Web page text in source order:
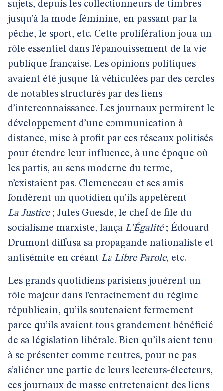
sujets, depuis les collectionneurs de timbres
jusqu’à la mode féminine, en passant par la
pêche, le sport, etc. Cette prolifération joua un
rôle essentiel dans l’épanouissement de la vie
publique française. Les opinions politiques
avaient été jusque-là véhiculées par des cercles
de notables structurés par des liens
d’interconnaissance. Les journaux permirent le
développement d’une communication à
distance, mise à profit par ces réseaux politisés
pour étendre leur influence, à une époque où
les partis, au sens moderne du terme,
n’existaient pas. Clemenceau et ses amis
fondèrent un quotidien qu’ils appelèrent
La Justice; Jules Guesde, le chef de file du
socialisme marxiste, lança L’Égalité; Édouard
Drumont diffusa sa propagande nationaliste et
antisémite en créant La Libre Parole, etc.
Les grands quotidiens parisiens jouèrent un
rôle majeur dans l’enracinement du régime
républicain, qu’ils soutenaient fermement
parce qu’ils avaient tous grandement bénéficié
de sa législation libérale. Bien qu’ils aient tenu
à se présenter comme neutres, pour ne pas
s’aliéner une partie de leurs lecteurs-électeurs,
ces journaux de masse entretenaient des liens